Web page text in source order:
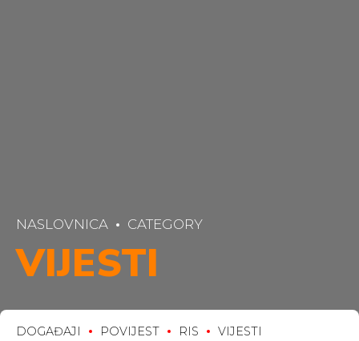
NASLOVNICA CATEGORY
VIJESTI
DOGAĐAJI POVIJEST RIS VIJESTI